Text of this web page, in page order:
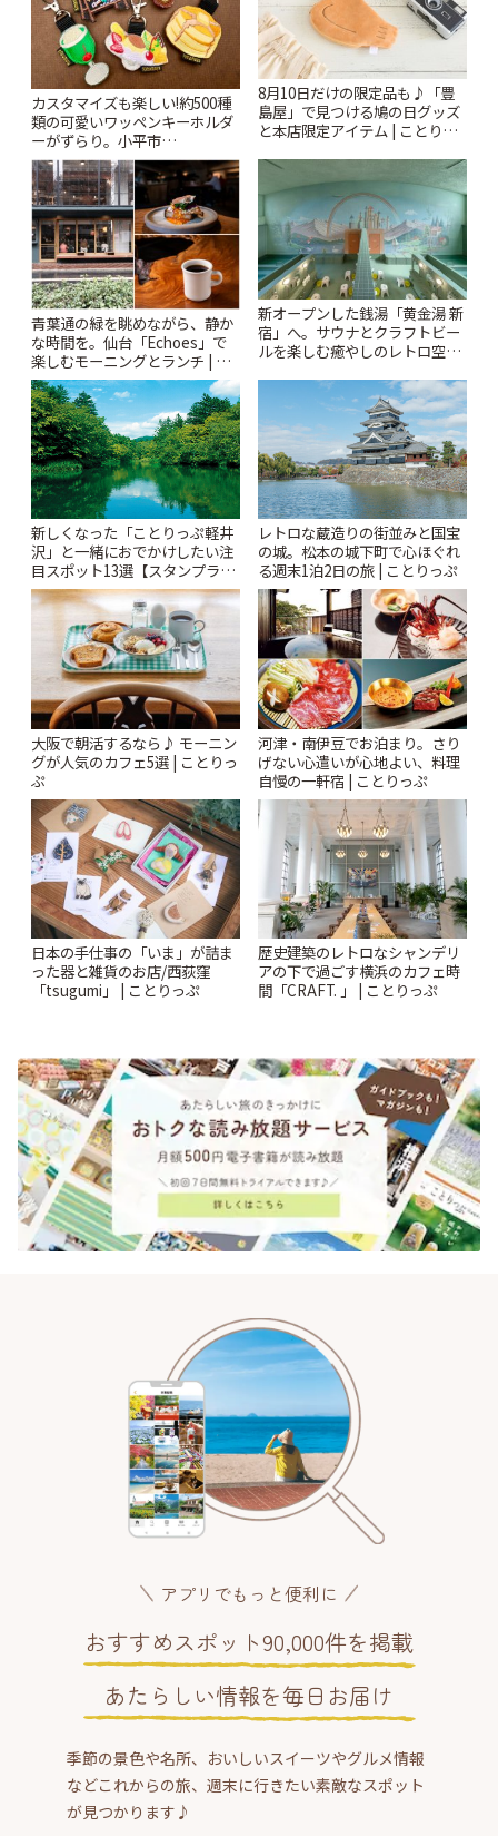
カスタマイズも楽しい!約500種
類の可愛いワッペンキーホルダ
ーがずらり。小平市
「Kimamaya T&K」 | ことりっ
ぷ
8月10日だけの限定品も♪「豊
島屋」で見つける鳩の日グッズ
と本店限定アイテム | ことりっ
青葉通の緑を眺めながら、静か
な時間を。仙台「Echoes」で
楽しむモーニングとランチ | こ
とりっぷ
新オープンした銭湯「黄金湯 新
宿」へ。サウナとクラフトビー
ルを楽しむ癒やしのレトロ空間
新しくなった「ことりっぷ軽井
沢」と一緒におでかけしたい注
目スポット13選【スタンプラリ
ー開催中】 | ことりっぷ
レトロな蔵造りの街並みと国宝
の城。松本の城下町で心ほぐれ
る週末1泊2日の旅 | ことりっぷ
大阪で朝活するなら♪ モーニン
グが人気のカフェ5選 | ことりっ
ぷ
河津・南伊豆でお泊まり。さり
げない心遣いが心地よい、料理
自慢の一軒宿 | ことりっぷ
日本の手仕事の「いま」が詰ま
った器と雑貨のお店/西荻窪
「tsugumi」 | ことりっぷ
歴史建築のレトロなシャンデリ
アの下で過ごす横浜のカフェ時
間「CRAFT. 」 | ことりっぷ
アプリでもっと便利に
おすすめスポット90,000件を掲載
あたらしい情報を毎日お届け
季節の景色や名所、おいしいスイーツやグルメ情報
などこれからの旅、週末に行きたい素敵なスポット
が見つかります♪